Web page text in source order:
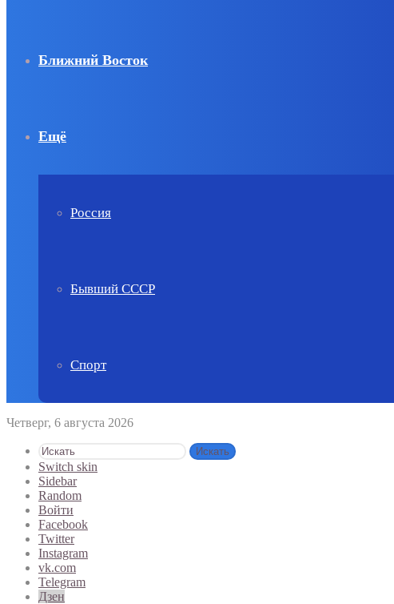
Ближний Восток
Ещё
Россия
Бывший СССР
Спорт
Четверг, 6 августа 2026
Искать
Switch skin
Sidebar
Random
Войти
Facebook
Twitter
Instagram
vk.com
Telegram
Дзен